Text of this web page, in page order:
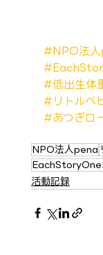
#NPO法
#低出生体
#リトルベ
#あつぎロ
NPO法人pena
活動記録